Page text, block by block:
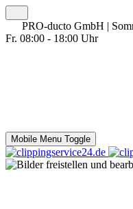
PRO-ducto GmbH |
Fr. 08:00 - 18:00 Uhr
Mobile Menu Toggle